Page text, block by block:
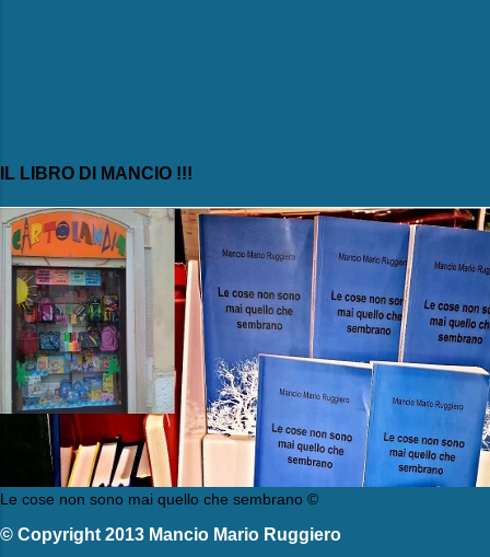
IL LIBRO DI MANCIO !!!
Le cose non sono mai quello che sembrano ©
© Copyright 2013 Mancio Mario Ruggiero